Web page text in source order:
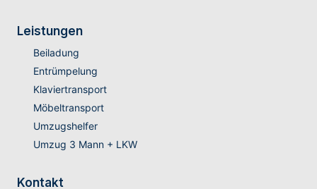
Leistungen
Beiladung
Entrümpelung
Klaviertransport
Möbeltransport
Umzugshelfer
Umzug 3 Mann + LKW
Kontakt